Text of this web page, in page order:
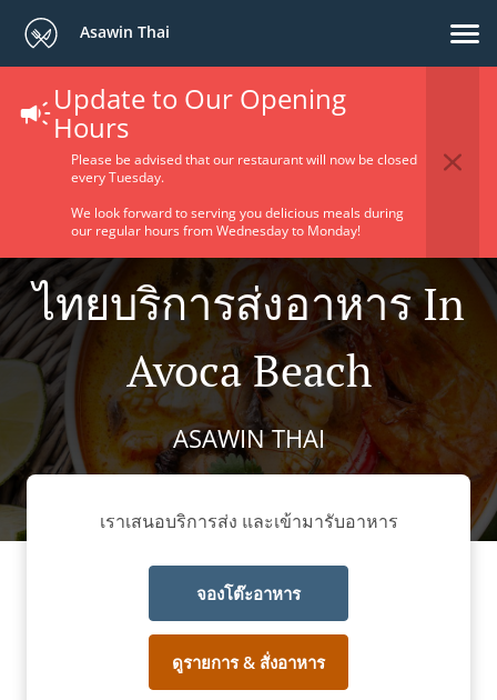
Asawin Thai
Update to Our Opening
Hours
Please be advised that our restaurant will now be closed
every Tuesday.
We look forward to serving you delicious meals during
our regular hours from Wednesday to Monday!
ไทยบริการส่งอาหาร In
Avoca Beach
ASAWIN THAI
เราเสนอบริการส่ง และเข้ามารับอาหาร
จองโต๊ะอาหาร
ดูรายการ & สั่งอาหาร